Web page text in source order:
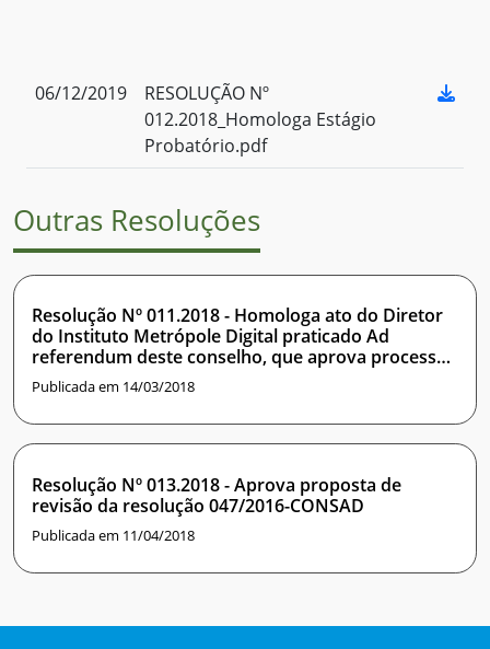
06/12/2019
RESOLUÇÃO Nº
012.2018_Homologa Estágio
Probatório.pdf
Outras Resoluções
Resolução Nº 011.2018 - Homologa ato do Diretor
do Instituto Metrópole Digital praticado Ad
referendum deste conselho, que aprova processo
de solicitação de afastamento do país
Publicada em 14/03/2018
Resolução Nº 013.2018 - Aprova proposta de
revisão da resolução 047/2016-CONSAD
Publicada em 11/04/2018